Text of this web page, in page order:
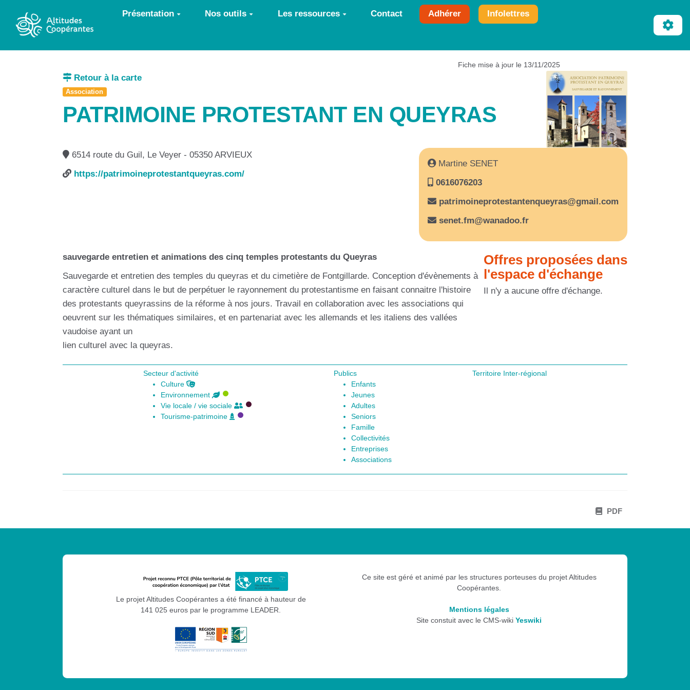
Aller au contenu principal Présentation Nos outils Les ressources Contact Adhérer Infolettres
Fiche mise à jour le 13/11/2025
Retour à la carte
Association
PATRIMOINE PROTESTANT EN QUEYRAS
6514 route du Guil, Le Veyer - 05350 ARVIEUX
https://patrimoineprotestantqueyras.com/
Martine SENET
0616076203
patrimoineprotestantenqueyras@gmail.com
senet.fm@wanadoo.fr
sauvegarde entretien et animations des cinq temples protestants du Queyras
Sauvegarde et entretien des temples du queyras et du cimetière de Fontgillarde. Conception d'évènements à
caractère culturel dans le but de perpétuer le rayonnement du protestantisme en faisant connaitre l'histoire
des protestants queyrassins de la réforme à nos jours. Travail en collaboration avec les associations qui
oeuvrent sur les thématiques similaires, et en partenariat avec les allemands et les italiens des vallées
vaudoise ayant un
lien culturel avec la queyras.
Offres proposées dans
l'espace d'échange
Il n'y a aucune offre d'échange.
Secteur d'activité
Culture
Environnement
Vie locale / vie sociale
Tourisme-patrimoine
Publics
Enfants
Jeunes
Adultes
Seniors
Famille
Collectivités
Entreprises
Associations
Territoire Inter-régional
PDF
Le projet Altitudes Coopérantes a été financé à hauteur de
141 025 euros par le programme LEADER.
Ce site est géré et animé par les structures porteuses du projet Altitudes
Coopérantes.
Mentions légales
Site constuit avec le CMS-wikiYeswiki